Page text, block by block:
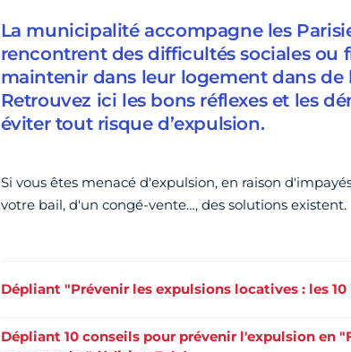
La municipalité accompagne les
rencontrent des difficultés sociales ou
maintenir dans leur logement dans de
Retrouvez ici les bons réflexes et les
éviter tout risque d’expulsion.
Si vous êtes menacé d'expulsion, en raison
votre bail, d'un congé-vente…, des solutions existent.
Dépliant "Prévenir les expulsions locatives : les 10
Dépliant 10 conseils pour prévenir l'expulsion en